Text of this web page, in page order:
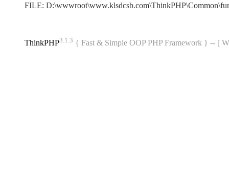
FILE:
ThinkPHP3.1.3 { Fast & Simple OOP PHP Framework } -- [